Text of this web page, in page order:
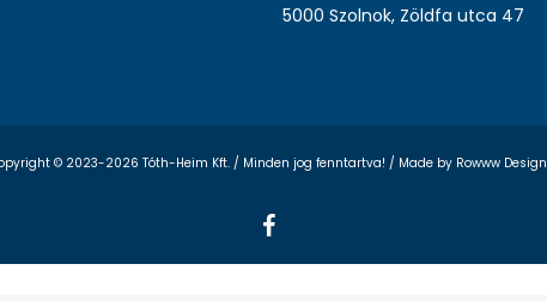
5000 Szolnok, Zöldfa utca 47
© 2023-2026 Tóth-Heim Kft. / Minden jog fenntartva! / Made by Rowww Design
facebook